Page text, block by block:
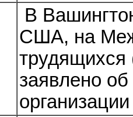
В
США, на
трудящихся
заявлено